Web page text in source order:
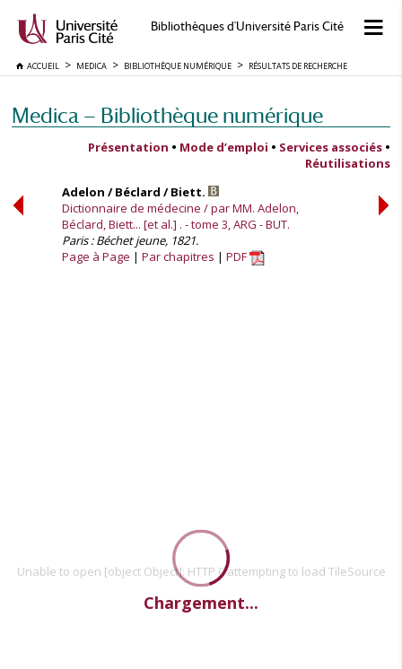
Bibliothèques d'Université Paris Cité
ACCUEIL MEDICA BIBLIOTHÈQUE NUMÉRIQUE RÉSULTATS DE RECHERCHE
Medica — Bibliothèque numérique
Présentation • Mode d’emploi • Services associés •
Réutilisations
Adelon / Béclard / Biett.
Dictionnaire de médecine / par MM. Adelon,
Béclard, Biett... [et al.] . - tome 3, ARG - BUT.
Paris : Béchet jeune, 1821.
Page à Page
Par chapitres PDF
Unable to open [object Object]: HTTP 0 attempting to load TileSource
Chargement...